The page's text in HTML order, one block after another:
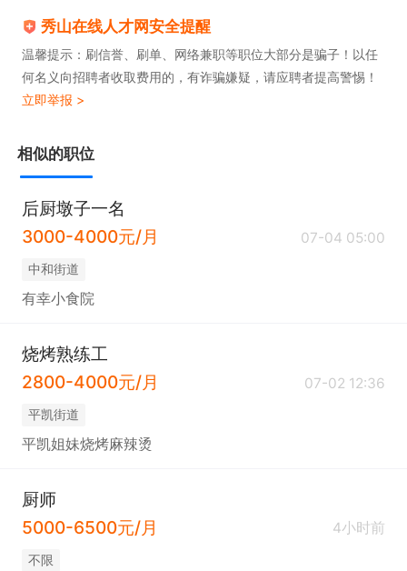
3. 持有健康证，确保符合餐饮行业卫生标准。
银设备。
5. 工作态度积极，具备较强的学习能力和团队协作精
6. 能适应灵活排班，保证服务时段的正常出勤与工作
秀山在线人才网安全提醒
温馨提示：刷信誉、刷单、网络兼职等职位大部分是骗子！以任
何名义向招聘者收取费用的，有诈骗嫌疑，请应聘者提高警惕！
立即举报 >
相似的职位
后厨墩子一名
3000-4000元/月
07-04 05:00
中和街道
有幸小食院
烧烤熟练工
2800-4000元/月
07-02 12:36
平凯街道
平凯姐妹烧烤麻辣烫
厨师
5000-6500元/月
4小时前
不限